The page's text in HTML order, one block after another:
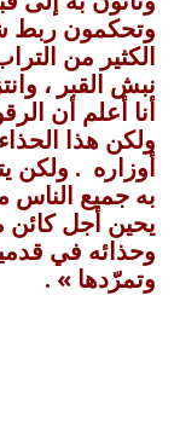
وتحكمون ربط
الكثير من
نبش القبر ،
أنا أعلم أن
ولكن هذا
أوزاره . ولكن
به جميع الناس
يحين أجل كائن
وحذائه في
وتمرّدها » .